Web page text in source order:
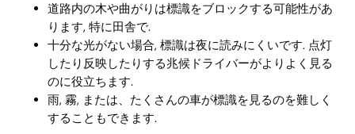
道路内の木や曲がりは標識をブロックする可能性があ
ります, 特に田舎で.
十分な光がない場合, 標識は夜に読みにくいです. 点灯
したり反映したりする兆候ドライバーがよりよく見る
のに役立ちます.
雨, 霧, または、たくさんの車が標識を見るのを難しく
することもできます.